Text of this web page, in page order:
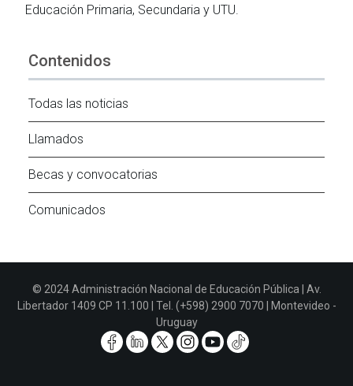
Educación Primaria, Secundaria y UTU.
Contenidos
Todas las noticias
Llamados
Becas y convocatorias
Comunicados
© 2024 Administración Nacional de Educación Pública | Av.
Libertador 1409 CP 11.100 | Tel. (+598) 2900 7070 | Montevideo -
Uruguay